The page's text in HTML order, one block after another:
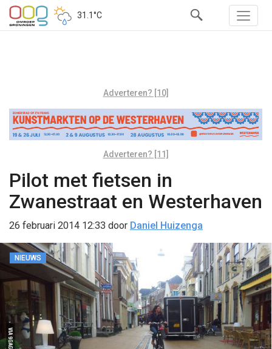
31.1°C
Adverteren? [10]
Adverteren? [11]
Pilot met fietsen in
Zwanestraat en Westerhaven
26 februari 2014 12:33 door Daniel Huizenga
NIEUWS